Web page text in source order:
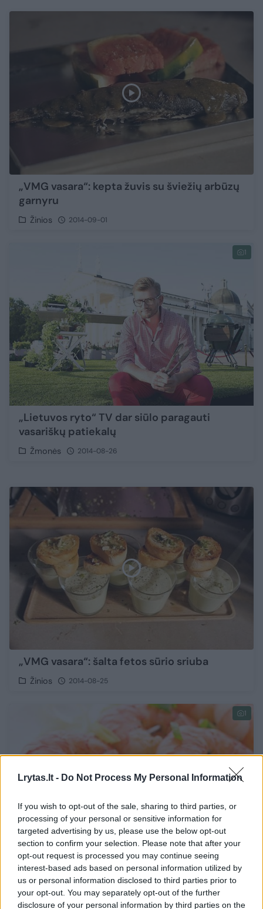
Lrytas.lt - Do Not Process My Personal Information
If you wish to opt-out of the sale, sharing to third parties, or
processing of your personal or sensitive information for
targeted advertising by us, please use the below opt-out
section to confirm your selection. Please note that after your
opt-out request is processed you may continue seeing
interest-based ads based on personal information utilized by
us or personal information disclosed to third parties prior to
your opt-out. You may separately opt-out of the further
disclosure of your personal information by third parties on the
„VMG vasara“: kepta žuvis su šviežių arbūzų
garnyru
Žinios 2014-09-01
1
„Lietuvos ryto“ TV dar siūlo paragauti
vasariškų patiekalų
Žmonės 2014-08-26
„VMG vasara“: šalta fetos sūrio sriuba
Žinios 2014-08-25
1
„VMG vasara“: griliuje keptų persikų ir
krevečių salotos